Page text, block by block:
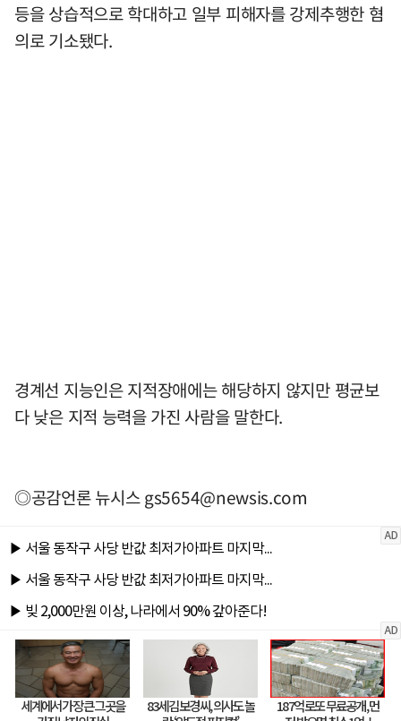
등을 상습적으로 학대하고 일부 피해자를 강제추행한 혐
의로 기소됐다.
경계선 지능인은 지적장애에는 해당하지 않지만 평균보
다 낮은 지적 능력을 가진 사람을 말한다.
◎공감언론 뉴시스gs5654@newsis.com